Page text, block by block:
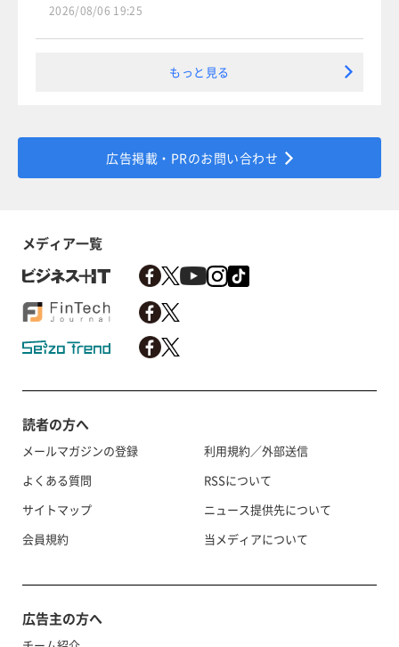
2026/08/06 19:25
もっと見る
広告掲載・PRのお問い合わせ
メディア一覧
読者の方へ
メールマガジンの登録
よくある質問
サイトマップ
会員規約
利用規約／外部送信
RSSについて
ニュース提供先について
当メディアについて
広告主の方へ